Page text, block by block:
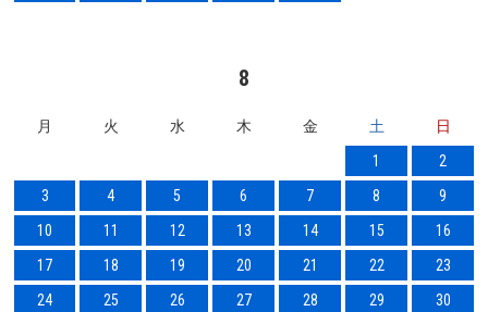
8
月 火 水 木 金 土
日
1
2
3
4 5 6 7 8
9
10
11 12 13 14 15
16
17
18 19 20 21 22
23
24
25 26 27 28 29
30